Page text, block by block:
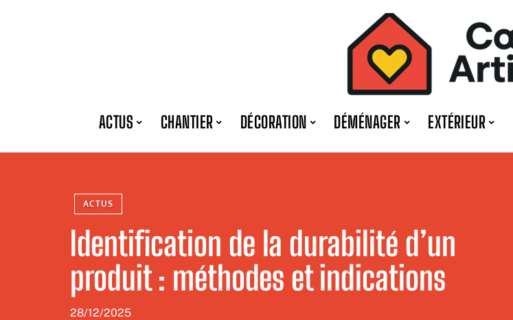
ACTUS CHANTIER DÉCORATION DÉMÉNAGER EXTÉRIEUR
ACTUS
Identification de la durabilité d’un
produit : méthodes et indications
28/12/2025